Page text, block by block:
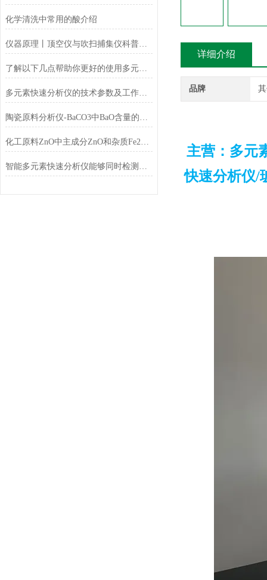
化学清洗中常用的酸介绍
仪器原理丨顶空仪与吹扫捕集仪科普小知识
了解以下几点帮助你更好的使用多元素快速分析仪
多元素快速分析仪的技术参数及工作条件
陶瓷原料分析仪-BaCO3中BaO含量的测定
化工原料ZnO中主成分ZnO和杂质Fe2O3的测定
智能多元素快速分析仪能够同时检测和分析多少种元素？
详细介绍
品牌
主营：多元
快速分析仪/